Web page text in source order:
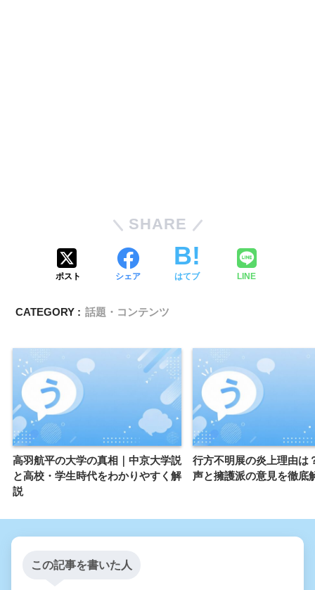
SHARE
ポスト シェア はてブ LINE
CATEGORY : 話題・コンテンツ
高羽航平の大学の真相｜中京大学説
と高校・学生時代をわかりやすく解
説
行方不明展の炎上理由は
声と擁護派の意見を徹底
この記事を書いた人